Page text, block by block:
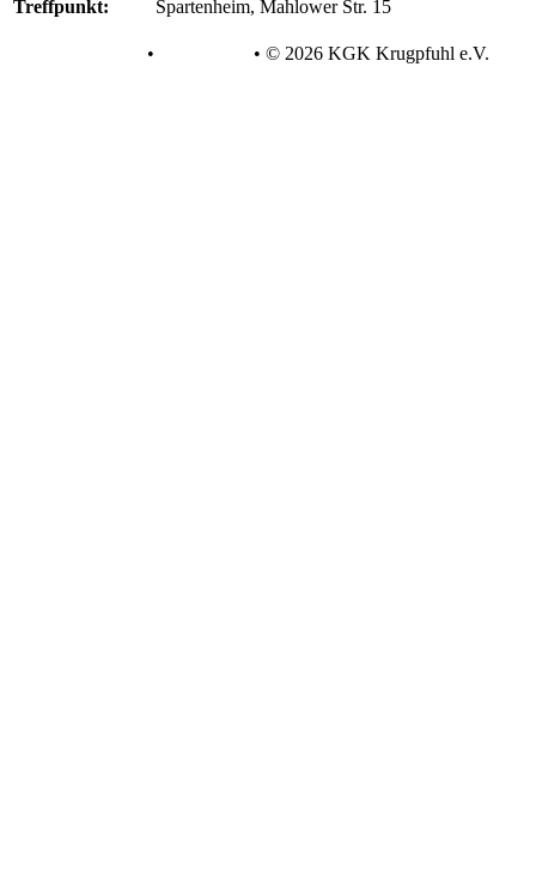
Treffpunkt: Spartenheim, Mahlower Str. 15
• • © 2026 KGK Krugpfuhl e.V.